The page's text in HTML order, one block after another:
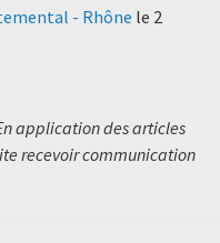
- Rhône le 2
application des articles
recevoir communication